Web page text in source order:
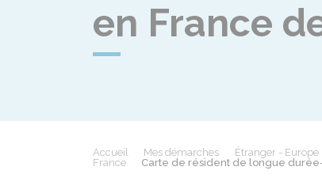
en France
Accueil Mes démarches Étranger - Europe
France
Carte de résident de longue